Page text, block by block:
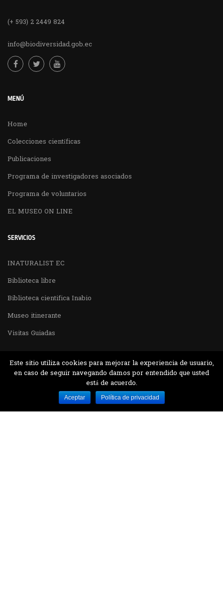
(+ 593) 2 2449 824
info@biodiversidad.gob.ec
MENÚ
Home
Colecciones científicas
Publicaciones
Programa de investigadores asociados
Programa de voluntarios
EL MUSEO ON LINE
SERVICIOS
INATURALIST EC
Biblioteca libre
Biblioteca cientifica Inabio
Museo itinerante
Visitas Guiadas
Desarrollado por MJTEC.
Este sitio utiliza cookies para mejorar la experiencia de usuario,
en caso de seguir navegando damos por entendido que usted
está de acuerdo.
Aceptar Política de privacidad